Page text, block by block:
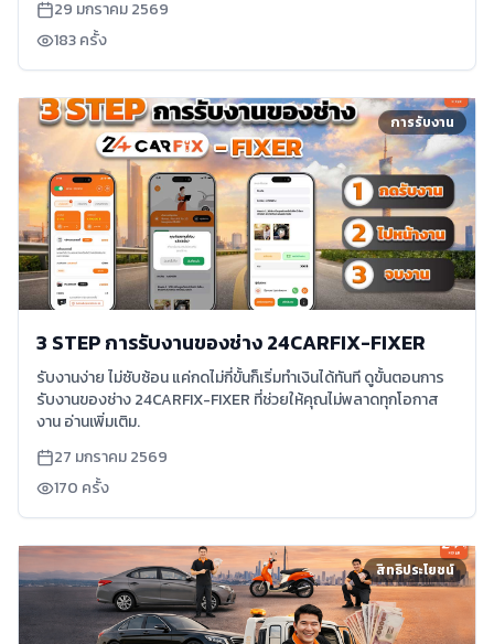
29 มกราคม 2569
183ครั้ง
การรับงาน
3 STEP การรับงานของช่าง 24CARFIX-FIXER
รับงานง่าย ไม่ซับซ้อน แค่กดไม่กี่ขั้นก็เริ่มทำเงินได้ทันที ดูขั้นตอนการ
รับงานของช่าง 24CARFIX-FIXER ที่ช่วยให้คุณไม่พลาดทุกโอกาส
งาน อ่านเพิ่มเติม.
27 มกราคม 2569
170 ครั้ง
สิทธิประโยชน์